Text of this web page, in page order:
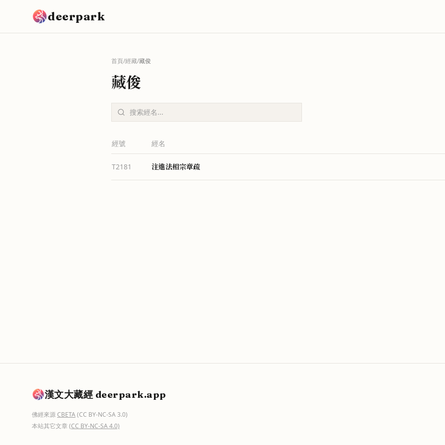
deerpark
首頁/經藏/藏俊
藏俊
經號 經名
T2181 注進法相宗章疏
漢文大藏經 deerpark.app
佛經來源CBETA(CC BY-NC-SA 3.0)
本站其它文章(CC BY-NC-SA 4.0)